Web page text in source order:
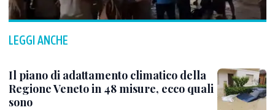
LEGGI ANCHE
Il piano di adattamento climatico della
Regione Veneto in 48 misure, ecco quali
sono